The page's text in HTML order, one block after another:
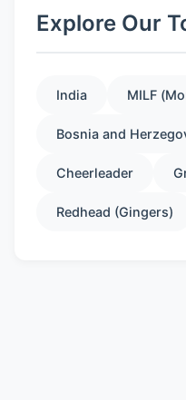
Explore Our
India MILF
Bosnia and
Cheerleader
Redhead (Gingers)